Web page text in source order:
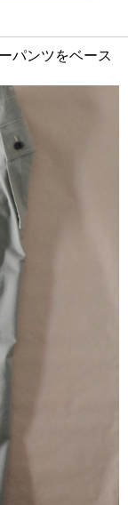
パンツをベース